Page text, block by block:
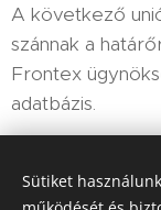
A következő
szánnak a
Frontex
adatbázis.
Share
Sütiket